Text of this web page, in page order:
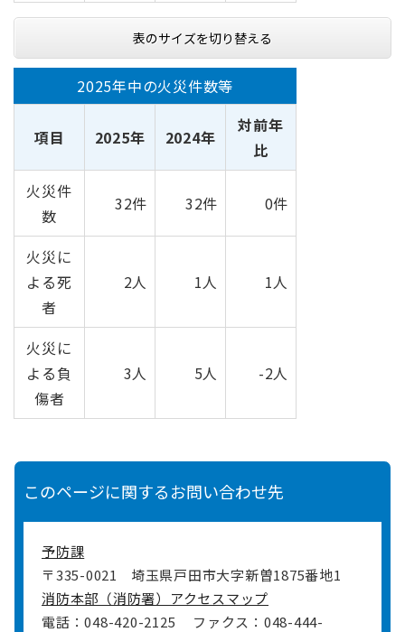
表のサイズを切り替える
2025年中の火災件数等
項目 2025年 2024年
対前年
比
火災件
数
32件 32件 0件
火災に
よる死
者
2人 1人 1人
火災に
よる負
傷者
3人 5人 -2人
このページに関するお問い合わせ先
予防課
〒335-0021
埼玉県戸田市大字新曽1875番地1
消防本部（消防署）アクセスマップ
電話：048-420-2125
ファクス：048-444-